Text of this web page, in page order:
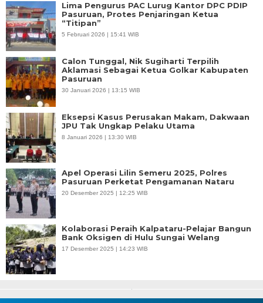
Lima Pengurus PAC Lurug Kantor DPC PDIP
Pasuruan, Protes Penjaringan Ketua
“Titipan”
5 Februari 2026 | 15:41 WIB
Calon Tunggal, Nik Sugiharti Terpilih
Aklamasi Sebagai Ketua Golkar Kabupaten
Pasuruan
30 Januari 2026 | 13:15 WIB
Eksepsi Kasus Perusakan Makam, Dakwaan
JPU Tak Ungkap Pelaku Utama
8 Januari 2026 | 13:30 WIB
Apel Operasi Lilin Semeru 2025, Polres
Pasuruan Perketat Pengamanan Nataru
20 Desember 2025 | 12:25 WIB
Kolaborasi Peraih Kalpataru-Pelajar Bangun
Bank Oksigen di Hulu Sungai Welang
17 Desember 2025 | 14:23 WIB